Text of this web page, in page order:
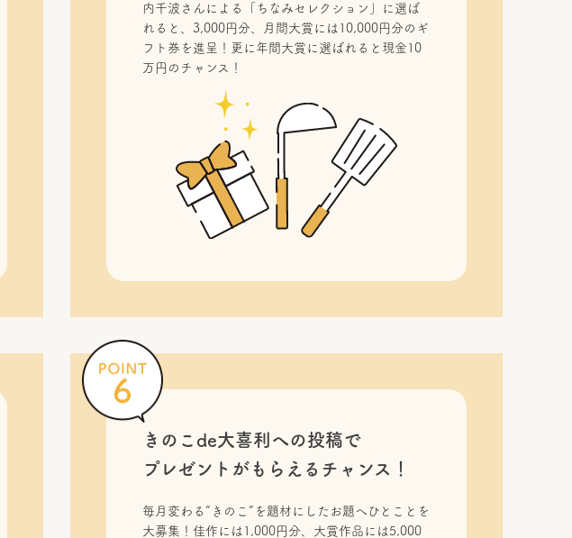
内千波さんによる「ちなみセレクション」に選ば
れると、3,000円分、月間大賞には10,000円分のギ
フト券を進呈！更に年間大賞に選ばれると現金10
万円のチャンス！
きのこde大喜利への投稿で
プレゼントがもらえるチャンス！
毎月変わる“きのこ”を題材にしたお題へひとことを
大募集！佳作には1,000円分、大賞作品には5,000